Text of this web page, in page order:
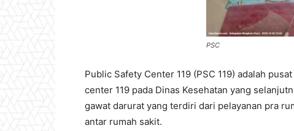
PSC
Public Safety Center 119 (PSC 119) adalah
center 119 pada Dinas Kesehatan yang
gawat darurat yang terdiri dari pelayanan pra
antar rumah sakit.